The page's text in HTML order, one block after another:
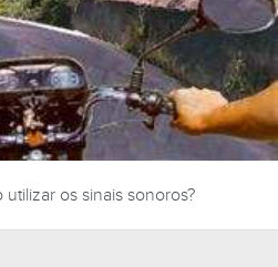
os sinais sonoros?